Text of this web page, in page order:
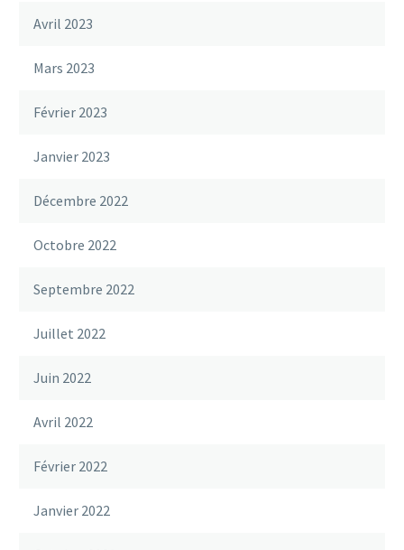
Avril 2023
Mars 2023
Février 2023
Janvier 2023
Décembre 2022
Octobre 2022
Septembre 2022
Juillet 2022
Juin 2022
Avril 2022
Février 2022
Janvier 2022